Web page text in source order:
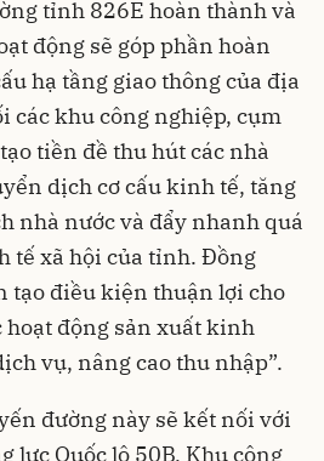
tỉnh 826E hoàn thành và
động sẽ góp phần hoàn
hạ tầng giao thông của địa
các khu công nghiệp, cụm
tiền đề thu hút các nhà
dịch cơ cấu kinh tế, tăng
nhà nước và đẩy nhanh quá
xã hội của tỉnh. Đồng
tạo điều kiện thuận lợi cho
động sản xuất kinh
vụ, nâng cao thu nhập”.
đường này sẽ kết nối với
lực Quốc lộ 50B, Khu công